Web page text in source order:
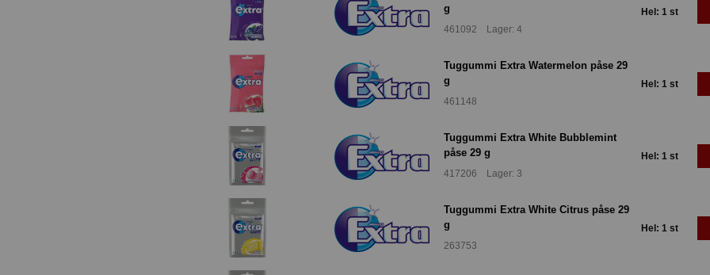
g
461092 Lager: 4
Hel: 1 st
Tuggummi Extra Watermelon påse 29
g
461148
Hel: 1 st
Tuggummi Extra White Bubblemint
påse 29 g
417206 Lager: 3
Hel: 1 st
Tuggummi Extra White Citrus påse 29
g
263753
Hel: 1 st